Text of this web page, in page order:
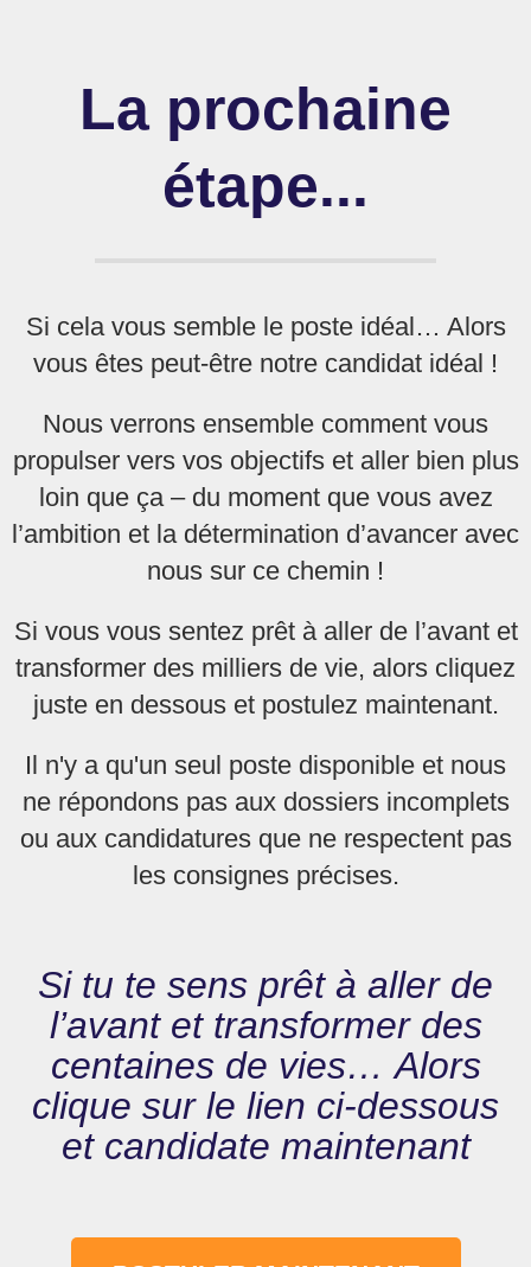
La prochaine
étape...
Si cela vous semble le poste idéal… Alors
vous êtes peut-être notre candidat idéal !
Nous verrons ensemble comment vous
propulser vers vos objectifs et aller bien plus
loin que ça – du moment que vous avez
l’ambition et la détermination d’avancer avec
nous sur ce chemin !
Si vous vous sentez prêt à aller de l’avant et
transformer des milliers de vie, alors cliquez
juste en dessous et postulez maintenant.
Il n'y a qu'un seul poste disponible et nous
ne répondons pas aux dossiers incomplets
ou aux candidatures que ne respectent pas
les consignes précises.
Si tu te sens prêt à aller de
l’avant et transformer des
centaines de vies… Alors
clique sur le lien ci-dessous
et candidate maintenant